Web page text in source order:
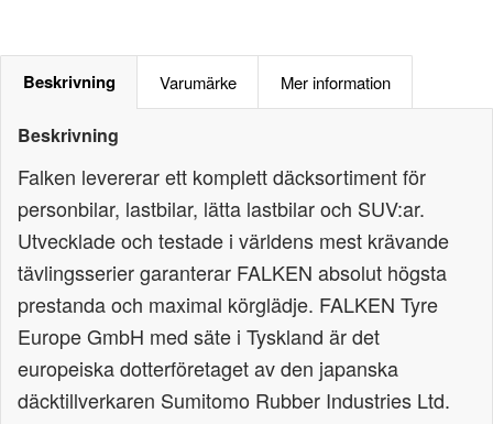
Beskrivning Varumärke Mer information
Beskrivning
Falken levererar ett komplett däcksortiment för
personbilar, lastbilar, lätta lastbilar och SUV:ar.
Utvecklade och testade i världens mest krävande
tävlingsserier garanterar FALKEN absolut högsta
prestanda och maximal körglädje. FALKEN Tyre
Europe GmbH med säte i Tyskland är det
europeiska dotterföretaget av den japanska
däcktillverkaren Sumitomo Rubber Industries Ltd.